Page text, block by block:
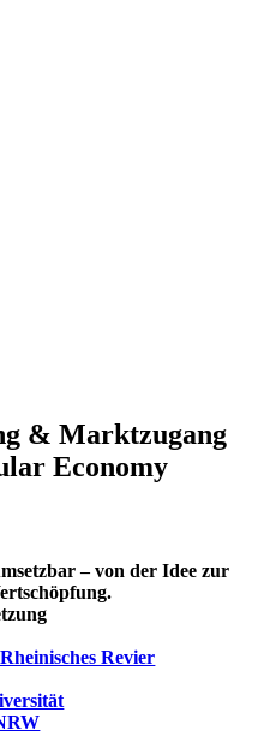
& Marktzugang
Economy
– von der Idee zur
Revier